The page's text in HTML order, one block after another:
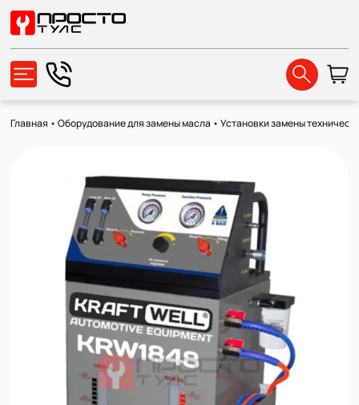
Главная •Оборудование для замены масла •Установки замены